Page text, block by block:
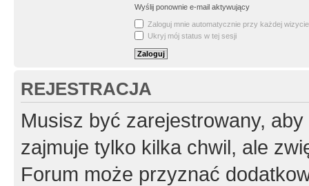
Wyślij ponownie e-mail aktywujący
Zaloguj mnie automatycznie przy każdej wizycie
Ukryj mój status w tej sesji
REJESTRACJA
Musisz być zarejestrowany,
zajmuje tylko kilka chwil, ale
Forum może przyznać